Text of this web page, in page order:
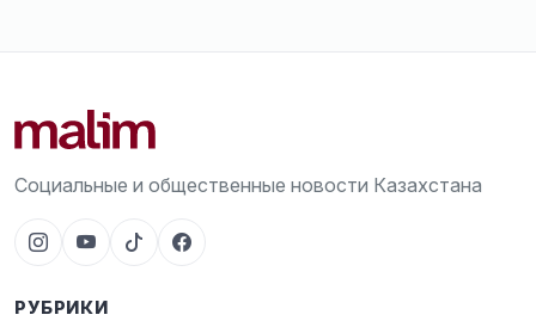
Социальные и общественные новости Казахстана
РУБРИКИ